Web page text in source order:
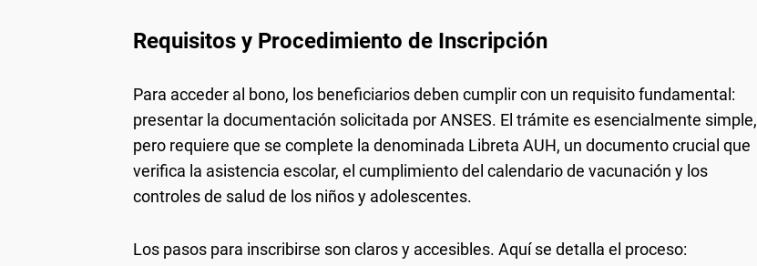
Requisitos y Procedimiento de Inscripción
Para acceder al bono, los beneficiarios deben cumplir con un requisito fundamental:
presentar la documentación solicitada por ANSES. El trámite es esencialmente simple,
pero requiere que se complete la denominada Libreta AUH, un documento crucial que
verifica la asistencia escolar, el cumplimiento del calendario de vacunación y los
controles de salud de los niños y adolescentes.
Los pasos para inscribirse son claros y accesibles. Aquí se detalla el proceso: